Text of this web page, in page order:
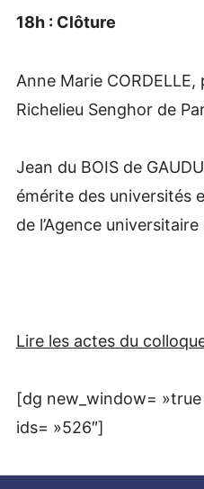
18h : Clôture
Anne Marie
Richelieu Senghor de
Jean du BOIS de
émérite des universités
de l’Agence
Lire les actes du
[dg new_window= »true
ids= »526″]